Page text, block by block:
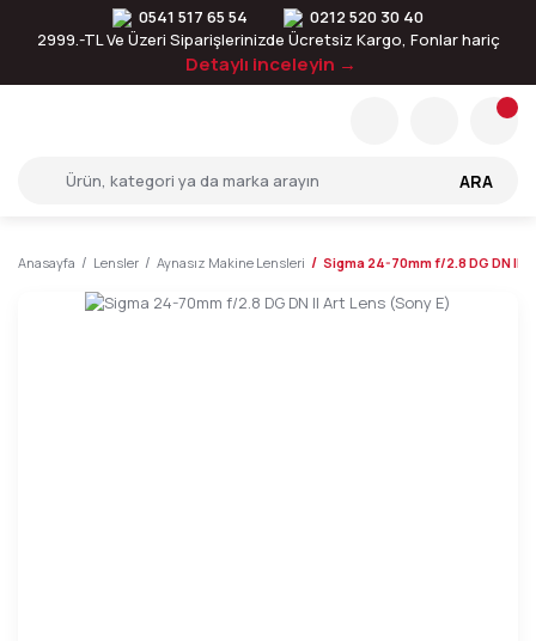
0541 517 65 54
0212 520 30 40
2999.-TL Ve Üzeri Siparişlerinizde Ücretsiz Kargo, Fonlar hariç
Detaylı inceleyin →
ARA
Anasayfa Lensler Aynasız Makine Lensleri Sigma 24-70mm f/2.8 DG DN II